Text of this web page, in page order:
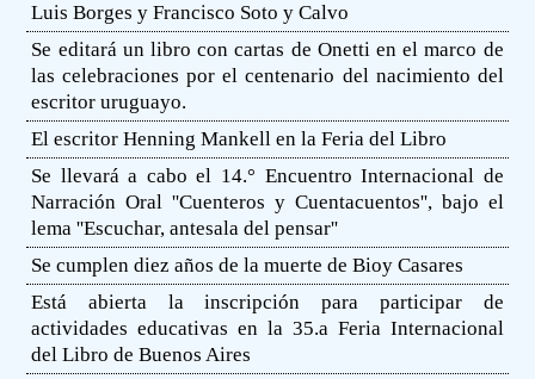
Luis Borges y Francisco Soto y Calvo
Se editará un libro con cartas de Onetti en el marco de
las celebraciones por el centenario del nacimiento del
escritor uruguayo.
El escritor Henning Mankell en la Feria del Libro
Se llevará a cabo el 14.° Encuentro Internacional de
Narración Oral ''Cuenteros y Cuentacuentos'', bajo el
lema ''Escuchar, antesala del pensar''
Se cumplen diez años de la muerte de Bioy Casares
Está abierta la inscripción para participar de
actividades educativas en la 35.a Feria Internacional
del Libro de Buenos Aires